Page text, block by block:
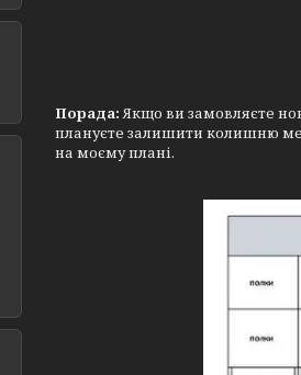
Порада:Якщо ви замовляєте
плануєте залишити колишню
на моєму плані.